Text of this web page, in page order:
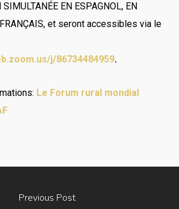
EN ESPAGNOL, EN
et seront accessibles via le
j/86734484959.
Le Forum rural mondial
Previous Post